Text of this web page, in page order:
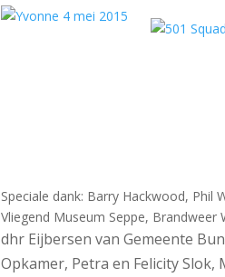
Speciale dank: Barry Hackwood, Phil
Vliegend Museum Seppe, Brandweer
dhr Eijbersen van Gemeente
Opkamer, Petra en Felicity Slok,